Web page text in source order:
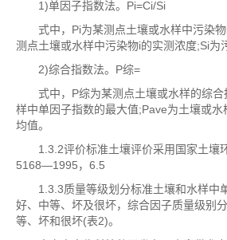
1)单因子指数法。Pi=Ci/Si
式中，Pi为某测点土壤或水样中污染物
测点土壤或水样中污染物i的实测浓度;Si为
2)综合指数法。P综=
式中，P综为某测点土壤或水样的综合
样中单因子指数的最大值;Pave为土壤或
均值。
1.3.2评价标准土壤评价采用国家土壤
5168―1995，6.5
1.3.3质量等级划分标准土壤和水样中
好、中等、坏及很坏，综合因子质量级别
等、坏和很坏(表2)。